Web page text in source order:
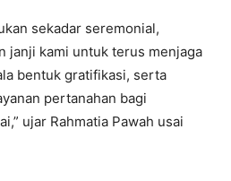
sekadar seremonial,
janji kami untuk terus menjaga
bentuk gratifikasi, serta
pertanahan bagi
ujar Rahmatia Pawah usai